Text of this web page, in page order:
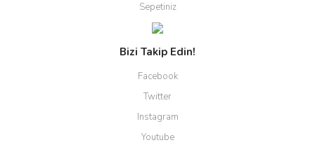
Sepetiniz
Bizi Takip Edin!
Facebook
Twitter
Instagram
Youtube